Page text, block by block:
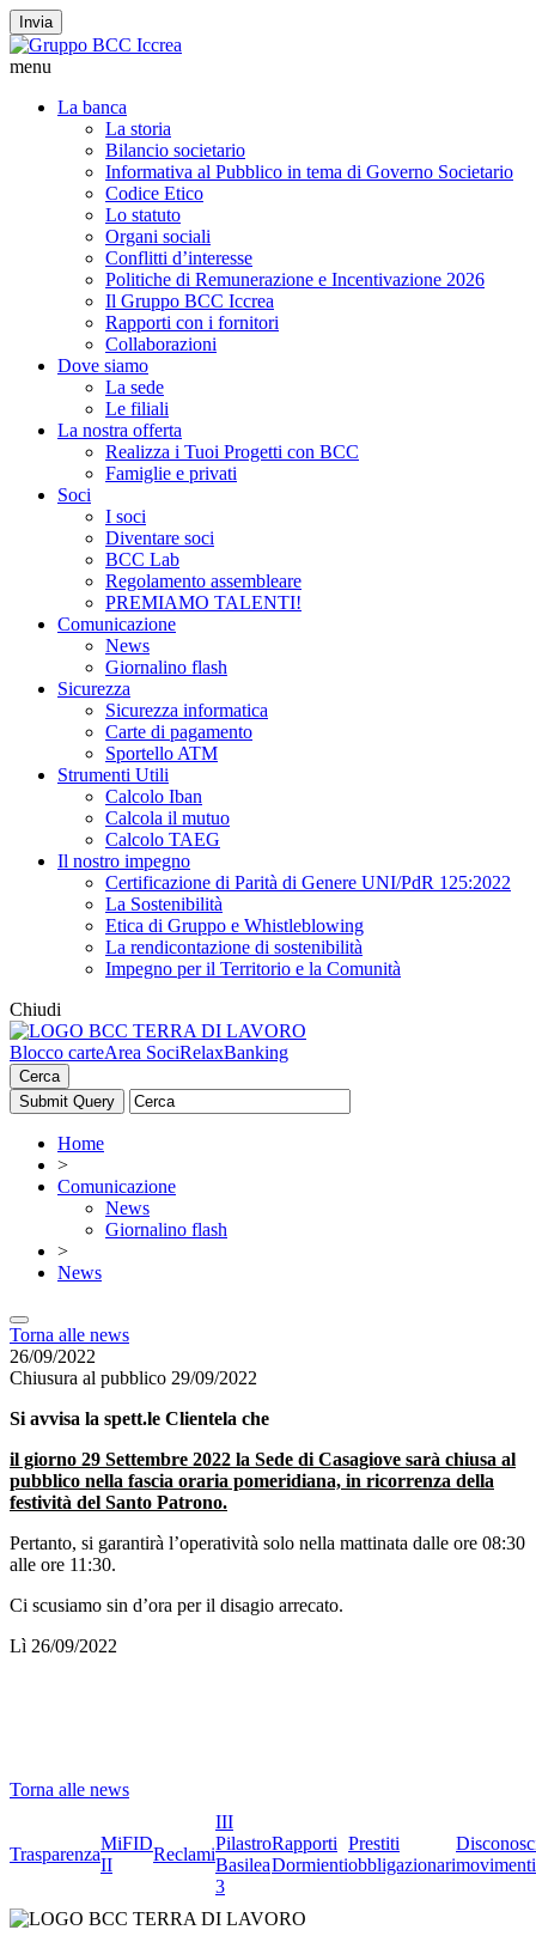
Invia
menu
La banca
La storia
Bilancio societario
Informativa al Pubblico in tema di Governo Societario
Codice Etico
Lo statuto
Organi sociali
Conflitti d’interesse
Politiche di Remunerazione e Incentivazione 2026
Il Gruppo BCC Iccrea
Rapporti con i fornitori
Collaborazioni
Dove siamo
La sede
Le filiali
La nostra offerta
Realizza i Tuoi Progetti con BCC
Famiglie e privati
Soci
I soci
Diventare soci
BCC Lab
Regolamento assembleare
PREMIAMO TALENTI!
Comunicazione
News
Giornalino flash
Sicurezza
Sicurezza informatica
Carte di pagamento
Sportello ATM
Strumenti Utili
Calcolo Iban
Calcola il mutuo
Calcolo TAEG
Il nostro impegno
Certificazione di Parità di Genere UNI/PdR 125:2022
La Sostenibilità
Etica di Gruppo e Whistleblowing
La rendicontazione di sostenibilità
Impegno per il Territorio e la Comunità
Chiudi
Blocco carteArea SociRelaxBanking
Cerca
Home
>
Comunicazione
News
Giornalino flash
>
News
Torna alle news
26/09/2022
Chiusura al pubblico 29/09/2022
Si avvisa la spett.le Clientela che
il giorno 29 Settembre 2022 la Sede di Casagiove sarà chiusa al
pubblico nella fascia oraria pomeridiana, in ricorrenza della
festività del Santo Patrono.
Pertanto, si garantirà l’operatività solo nella mattinata dalle ore 08:30
alle ore 11:30.
Ci scusiamo sin d’ora per il disagio arrecato.
Lì 26/09/2022
Torna alle news
Trasparenza
MiFID
II
Reclami
III
Pilastro
Basilea
3
Rapporti
Dormienti
Prestiti
obbligazionarimovimenti